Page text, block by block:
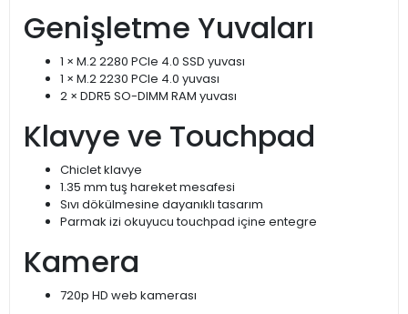
Genişletme Yuvaları
1 × M.2 2280 PCIe 4.0 SSD yuvası
1 × M.2 2230 PCIe 4.0 yuvası
2 × DDR5 SO-DIMM RAM yuvası
Klavye ve Touchpad
Chiclet klavye
1.35 mm tuş hareket mesafesi
Sıvı dökülmesine dayanıklı tasarım
Parmak izi okuyucu touchpad içine entegre
Kamera
720p HD web kamerası